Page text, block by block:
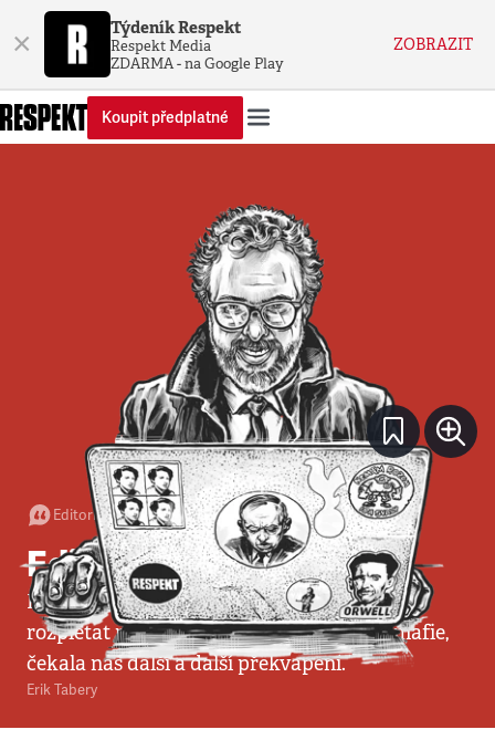
× Týdeník Respekt
Respekt Media
ZDARMA - na Google Play
ZOBRAZIT
Koupit předplatné
Editorial•7. 3. 2009• 2minuty
Editorial
Když kolega Ondřej Kundra začal pomalu
rozplétat nové informace kolem justiční mafie,
čekala nás další a další překvapení.
Erik Tabery